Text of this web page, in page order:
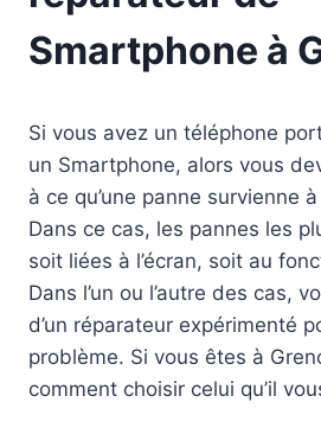
Smartphone à
Si vous avez un téléphone
un Smartphone, alors vous
à ce qu’une panne survienne
Dans ce cas, les pannes les
soit liées à l’écran, soit au
Dans l’un ou l’autre des cas,
d’un réparateur expérimenté
problème. Si vous êtes à
comment choisir celui qu’il